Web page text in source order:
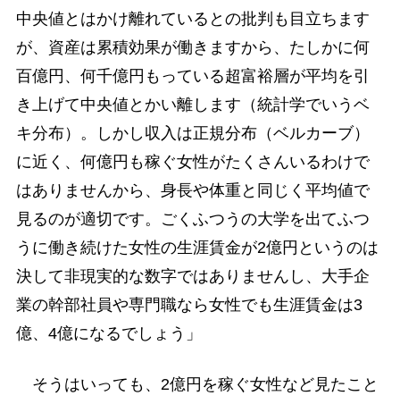
中央値とはかけ離れているとの批判も目立ちます
が、資産は累積効果が働きますから、たしかに何
百億円、何千億円もっている超富裕層が平均を引
き上げて中央値とかい離します（統計学でいうベ
キ分布）。しかし収入は正規分布（ベルカーブ）
に近く、何億円も稼ぐ女性がたくさんいるわけで
はありませんから、身長や体重と同じく平均値で
見るのが適切です。ごくふつうの大学を出てふつ
うに働き続けた女性の生涯賃金が2億円というのは
決して非現実的な数字ではありませんし、大手企
業の幹部社員や専門職なら女性でも生涯賃金は3
億、4億になるでしょう」
そうはいっても、2億円を稼ぐ女性など見たこと